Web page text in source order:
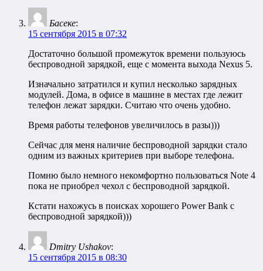
Басеке:
15 сентября 2015 в 07:32
Достаточно большой промежуток времени пользуюсь
беспроводной зарядкой, еще с момента выхода Nexus 5.
Изначально затратился и купил несколько зарядных
модулей. Дома, в офисе в машине в местах где лежит
телефон лежат зарядки. Считаю что очень удобно.
Время работы телефонов увеличилось в разы)))
Сейчас для меня наличие беспроводной зарядки стало
одним из важных критериев при выборе телефона.
Помню было немного некомфортно пользоваться Note 4
пока не приобрел чехол с беспроводной зарядкой.
Кстати нахожусь в поисках хорошего Power Bank с
беспроводной зарядкой)))
Dmitry Ushakov:
15 сентября 2015 в 08:30